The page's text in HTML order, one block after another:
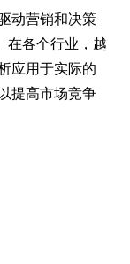
动营销和决策
在各个行业，越
应用于实际的
提高市场竞争